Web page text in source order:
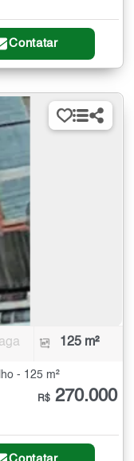
Contatar
125 m²
- 125 m²
R$ 270.000